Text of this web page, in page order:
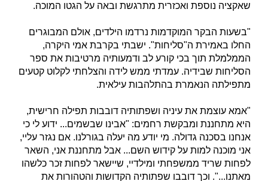
שאקציה נוספת ואכזרית מתרגשת ובאה על הגטו המוכה.
"בשעות הבקר המוקדמות נרדמו הילדים, אולם המבוגרים
החלו באמירת ה"סליחות". ישבתי בקרבת אמי היקרה,
הממלמלת תוך בכי קורע לב ודמעותיה מרטיבות את ספר
הסליחות שבידיה. עמדתי ממש לידה והצלחתי לקלוט קטעים
מתפילתה הנאמרת בהתלהבות עילאית.
"אמא עוצמת את עיניה ושפתותיה דובבות תפילה חרישית,
היא מתחננת ומבקשת רחמים: "אבינו שבשמים... ידוע לי כי
אנחנו בסכנה גדולה. מי יודע מה יעלה בגורלנו. אם נגזר עליי,
אני מוכנה למות על קידוש השם... אבל מתחננת אני, השאר
לפחות שריד ממשפחתי ומילדיי, שיישאר לפחות זכר כלשהו
מאתנו...". וכך דובבו שפתותיה הקדושות והטהורות את